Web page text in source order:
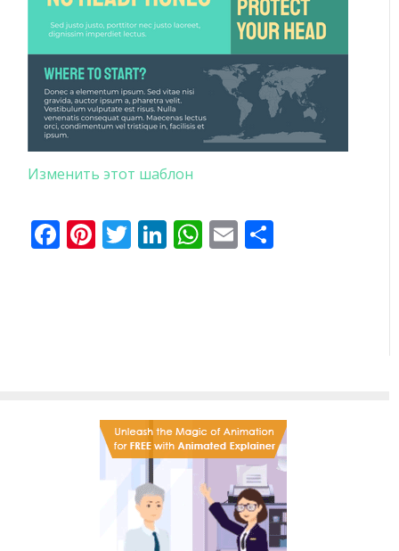
Изменить этот шаблон
Facebook
Pinterest
Twitter
LinkedIn
WhatsApp
Email